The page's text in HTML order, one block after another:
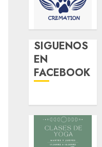
SIGUENOS
EN
FACEBOOK